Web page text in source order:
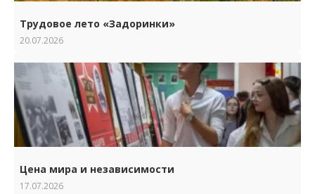
Трудовое лето «Задоринки»
20.07.2026
Цена мира и независимости
17.07.2026